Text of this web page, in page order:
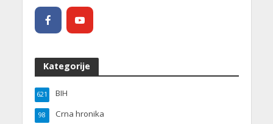
Kategorije
BIH
621
Crna hronika
98